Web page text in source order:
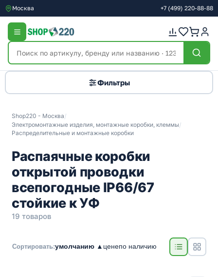
Москва +7 (499) 220-88-88
Фильтры
Shop220 - Москва/
Электромонтажные изделия, монтажные коробки, клеммы/
Распределительные и монтажные коробки
Распаячные коробки
открытой проводки
всепогодные IP66/67
стойкие к УФ
19 товаров
Сортировать:умолчанию ▲ ценепо наличию